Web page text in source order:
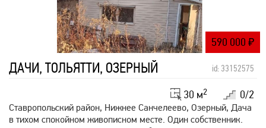
590 000 ₽
ДАЧИ, ТОЛЬЯТТИ, ОЗЕРНЫЙ id: 33152575
0/2
30 м2
Ставропольский район, Нижнее Санчелеево, Озерный, Дача
в тихом спокойном живописном месте. Один собственник.